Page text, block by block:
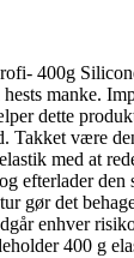
400g
manke.
dette
Takket være
med at
efterlader
gør det
enhver
400 g